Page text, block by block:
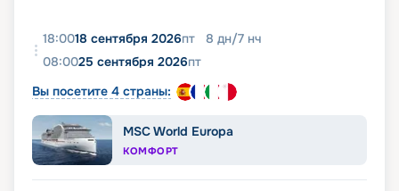
18:0018 сентября 2026пт 8 дн/7 нч
08:0025 сентября 2026пт
Вы посетите 4 страны:
MSC World Europa
КОМФОРТ